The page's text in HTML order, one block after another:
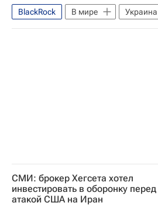
BlackRock В мире
Украина
Дмитрий Медведев
Евросоюз
СМИ: брокер Хегсета хотел
инвестировать в оборонку перед
атакой США на Иран